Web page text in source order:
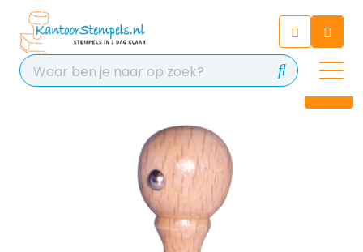
Chat 24/7 met onze chatbot
voor hulp
Contact